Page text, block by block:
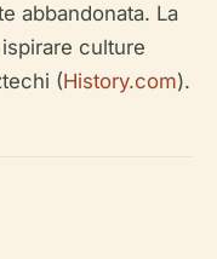
abbandonata. La
culture
(History.com).